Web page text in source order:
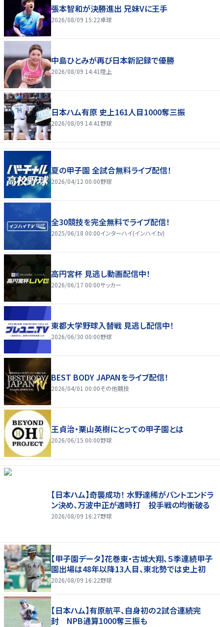
張本智和が決勝進出 兄妹Vに王手
2026/08/09 15:22卓球
中島ひとみが再び日本新記録で優勝
2026/08/09 14:41 陸上
日本ハム有原 史上161人目1000奪三振
2026/08/09 14:41 野球
夏の甲子園 全試合無料ライブ配信！
2026/04/12 00:00野球
全30競技を完全無料でライブ配信！
2025/06/18 00:00インターハイ(インハイ.tv)
高円宮杯 見逃し動画配信中！
2026/06/17 00:00サッカー
東都大学野球入替戦 見逃し配信中！
2026/06/30 00:00野球
BEST BODY JAPANをライブ配信！
2026/04/01 00:00その他競技
王貞治・栗山英樹にとっての甲子園とは
2026/06/15 00:00野球
【日本ハム】奇襲成功！ 水野達稀がバントエンドラ
ン決め、万波中正が適時打 投手戦の均衡破る
2026/08/09 16:27野球
【甲子園データ】花巻東・古城大翔、５季連続甲子
園出場は48年以降13人目、東北勢では史上初
2026/08/09 16:22野球
【日本ハム】有原航平、自身初の２試合連続完
封 NPB通算1000奪三振も